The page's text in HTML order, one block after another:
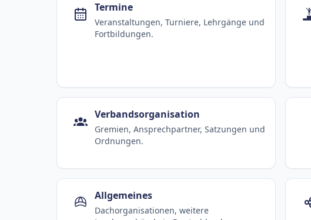
Termine
Veranstaltungen, Turniere, Lehrgänge und
Fortbildungen.
Verbandsorganisation
Gremien, Ansprechpartner, Satzungen und
Ordnungen.
Allgemeines
Dachorganisationen, weitere